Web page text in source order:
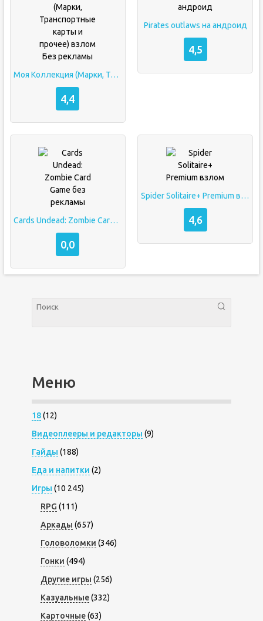
Моя Коллекция (Марки, Транспортные карты и прочее) взлом Без рекламы
4,4
Pirates outlaws на андроид
4,5
Cards Undead: Zombie Card Game без рекламы
0,0
Spider Solitaire+ Premium взлом
4,6
Меню
18(12)
Видеоплееры и редакторы (9)
Гайды (188)
Еда и напитки (2)
Игры (10 245)
RPG (111)
Аркады (657)
Головоломки (346)
Гонки (494)
Другие игры (256)
Казуальные(332)
Карточные(63)